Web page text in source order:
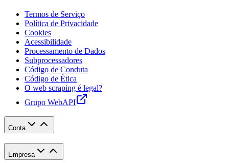
Termos de Serviço
Política de Privacidade
Cookies
Acessibilidade
Processamento de Dados
Subprocessadores
Código de Conduta
Código de Ética
O web scraping é legal?
Grupo WebAPI
Conta
Empresa